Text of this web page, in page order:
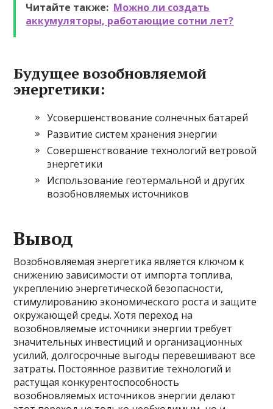
Читайте также: Можно ли создать
аккумуляторы, работающие сотни лет?
Будущее возобновляемой
энергетики:
Усовершенствование солнечных батарей
Развитие систем хранения энергии
Совершенствование технологий ветровой
энергетики
Использование геотермальной и других
возобновляемых источников
Вывод
Возобновляемая энергетика является ключом к
снижению зависимости от импорта топлива,
укреплению энергетической безопасности,
стимулированию экономического роста и защите
окружающей среды. Хотя переход на
возобновляемые источники энергии требует
значительных инвестиций и организационных
усилий, долгосрочные выгоды перевешивают все
затраты. Постоянное развитие технологий и
растущая конкурентоспособность
возобновляемых источников энергии делают